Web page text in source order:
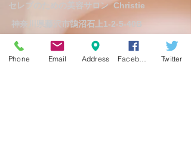
セレブのための美容サロンChristie
神奈川県藤沢市鵠沼石上1-2-5-40B
Tel:
0466-23-6358
定休日 日曜日
予約制
予約受付時間 11:00 ～ 18:30
Phone Email Address Twitter